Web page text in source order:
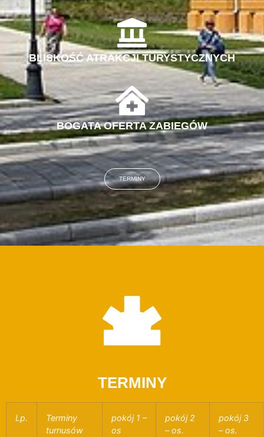
BLISKOŚĆ ATRAKCJI TURYSTYCZNYCH
BOGATA OFERTA ZABIEGÓW
TERMINY
TERMINY
Lp.
Terminy
turnusów
pokój 1 –
os
pokój 2
– os.
pokój 3
– os.